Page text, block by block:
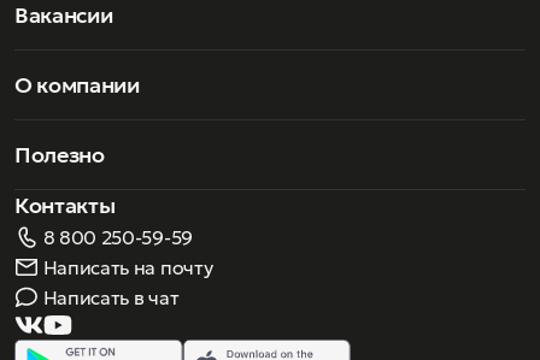
Вакансии
О компании
Полезно
Контакты
8 800 250-59-59
Написать на почту
Написать в чат